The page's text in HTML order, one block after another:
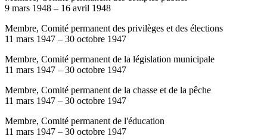
9 mars 1948 – 16 avril 1948
Membre, Comité permanent des privilèges et des élections
11 mars 1947 – 30 octobre 1947
Membre, Comité permanent de la législation municipale
11 mars 1947 – 30 octobre 1947
Membre, Comité permanent de la chasse et de la pêche
11 mars 1947 – 30 octobre 1947
Membre, Comité permanent de l'éducation
11 mars 1947 – 30 octobre 1947